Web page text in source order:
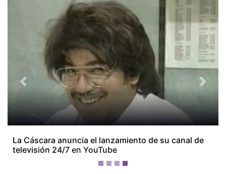
Miss Universe Panamá presenta oficialmente a sus
28 candidatas
Previous Next